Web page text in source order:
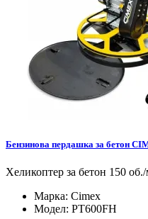
Бензинова пердашка за бетон
Хеликоптер за бетон 150
Марка: Cimex
Модел: PT600FH